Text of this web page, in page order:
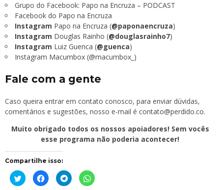
Grupo do Facebook: Papo na Encruza – PODCAST
Facebook do Papo na Encruza
Instagram Papo na Encruza (@paponaencruza)
Instagram Douglas Rainho (@douglasrainho7)
Instagram Luiz Guenca (@guenca)
Instagram Macumbox (@macumbox_)
Fale com a gente
Caso queira entrar em contato conosco, para enviar dúvidas,
comentários e sugestões, nosso e-mail é contato@perdido.co.
Muito obrigado todos os nossos apoiadores! Sem vocês
esse programa não poderia acontecer!
Compartilhe isso:
Clique
para
Clique
para
Clique
para
Clique
para